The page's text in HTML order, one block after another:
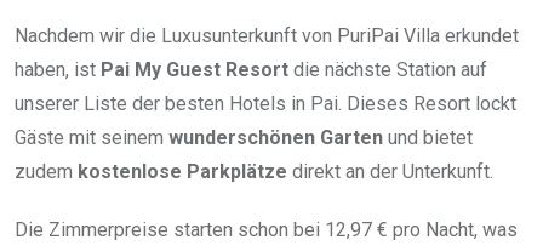
Nachdem wir die Luxusunterkunft von PuriPai Villa erkundet
haben, ist Pai My Guest Resort die nächste Station auf
unserer Liste der besten Hotels in Pai. Dieses Resort lockt
Gäste mit seinem wunderschönen Garten und bietet
zudem kostenlose Parkplätze direkt an der Unterkunft.
Die Zimmerpreise starten schon bei 12,97 € pro Nacht, was